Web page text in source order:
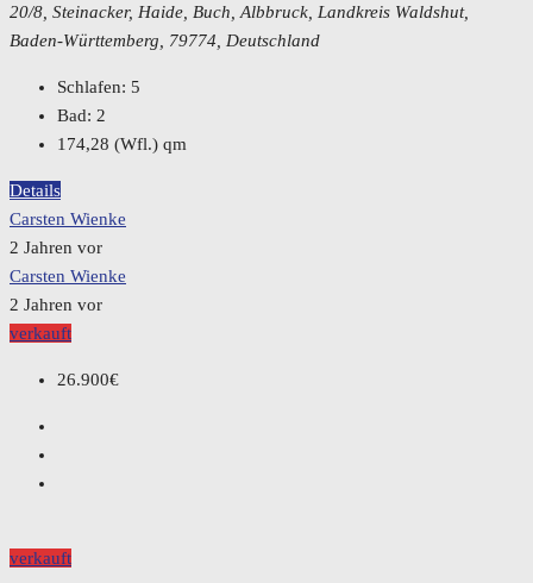
20/8, Steinacker, Haide, Buch, Albbruck, Landkreis Waldshut,
Baden-Württemberg, 79774, Deutschland
Schlafen: 5
Bad: 2
174,28 (Wfl.) qm
Details
Carsten Wienke
2 Jahren vor
Carsten Wienke
2 Jahren vor
verkauft
26.900€
verkauft